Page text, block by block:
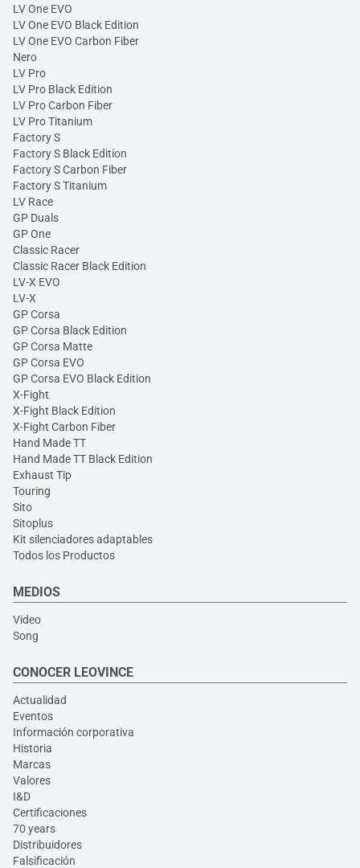
LV One EVO
LV One EVO Black Edition
LV One EVO Carbon Fiber
Nero
LV Pro
LV Pro Black Edition
LV Pro Carbon Fiber
LV Pro Titanium
Factory S
Factory S Black Edition
Factory S Carbon Fiber
Factory S Titanium
LV Race
GP Duals
GP One
Classic Racer
Classic Racer Black Edition
LV-X EVO
LV-X
GP Corsa
GP Corsa Black Edition
GP Corsa Matte
GP Corsa EVO
GP Corsa EVO Black Edition
X-Fight
X-Fight Black Edition
X-Fight Carbon Fiber
Hand Made TT
Hand Made TT Black Edition
Exhaust Tip
Touring
Sito
Sitoplus
Kit silenciadores adaptables
Todos los Productos
MEDIOS
Video
Song
CONOCER LEOVINCE
Actualidad
Eventos
Información corporativa
Historia
Marcas
Valores
I&D
Certificaciones
70 years
Distribuidores
Falsificación